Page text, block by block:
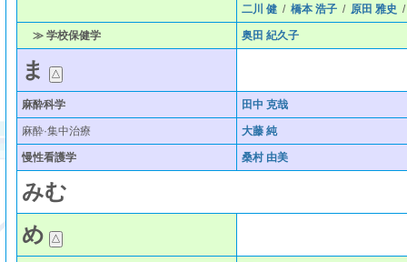
二川 健/ 橋本 浩子/ 原田 雅史
≫ 学校保健学 奥田 紀久子
ま
麻酔科学 田中 克哉
麻酔·集中治療 大藤 純
慢性看護学 桑村 由美
みむ
め